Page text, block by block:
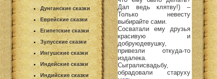
Дунганские сказки
Еврейские сказки
Египетские сказки
Зулусские сказки
Ингушские сказки
Индейские сказки
Индийские сказки
Дал ведь клятву!) –
Только невесту
выбирайте сами.
Сосватали ему друзья
красивую и
добруюдевушку,
привезли откуда-то
издалека.
Сыгралисвадьбу,
обрадовали старуху